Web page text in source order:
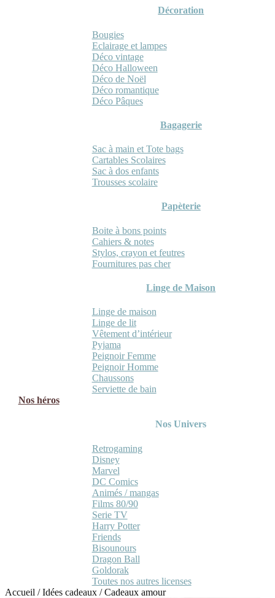
Décoration
Bougies
Eclairage et lampes
Déco vintage
Déco Halloween
Déco de Noël
Déco romantique
Déco Pâques
Bagagerie
Sac à main et Tote bags
Cartables Scolaires
Sac à dos enfants
Trousses scolaire
Papèterie
Boite à bons points
Cahiers & notes
Stylos, crayon et feutres
Fournitures pas cher
Linge de Maison
Linge de maison
Linge de lit
Vêtement d’intérieur
Pyjama
Peignoir Femme
Peignoir Homme
Chaussons
Serviette de bain
Nos héros
Nos Univers
Retrogaming
Disney
Marvel
DC Comics
Animés / mangas
Films 80/90
Serie TV
Harry Potter
Friends
Bisounours
Dragon Ball
Goldorak
Toutes nos autres licenses
Accueil /Idées cadeaux /Cadeaux amour